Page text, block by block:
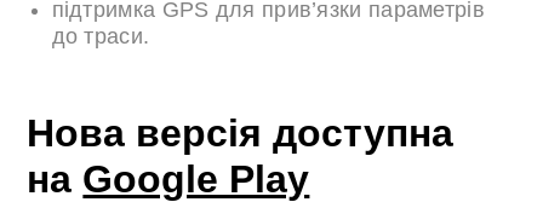
підтримка GPS для прив’язки параметрів
до траси.
Нова версія доступна
на Google Play